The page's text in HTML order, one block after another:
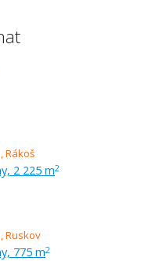
2 225 m2
775 m2